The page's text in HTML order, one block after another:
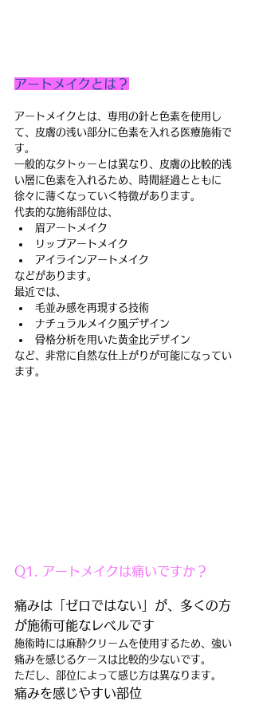
アートメイクとは？
アートメイクとは、専用の針と色素を使用し
て、皮膚の浅い部分に色素を入れる医療施術で
す。
一般的なタトゥーとは異なり、皮膚の比較的浅
い層に色素を入れるため、時間経過とともに
徐々に薄くなっていく特徴があります。
代表的な施術部位は、
眉アートメイク
リップアートメイク
アイラインアートメイク
などがあります。
最近では、
毛並み感を再現する技術
ナチュラルメイク風デザイン
骨格分析を用いた黄金比デザイン
など、非常に自然な仕上がりが可能になってい
ます。
Q1. アートメイクは痛いですか？
痛みは「ゼロではない」が、多くの方
が施術可能なレベルです
施術時には麻酔クリームを使用するため、強い
痛みを感じるケースは比較的少ないです。
ただし、部位によって感じ方は異なります。
痛みを感じやすい部位